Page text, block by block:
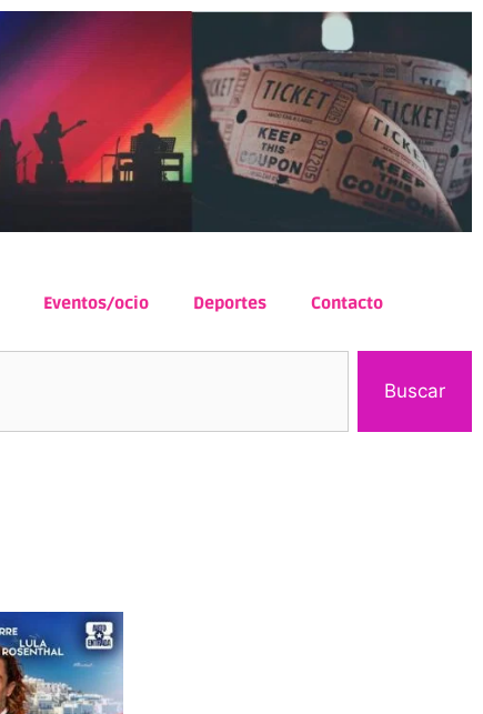
Eventos/ocio Deportes Contacto
Buscar